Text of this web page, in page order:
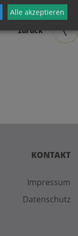
zurück
KONTAKT
Impressum
Datenschutz
Alle akzeptieren